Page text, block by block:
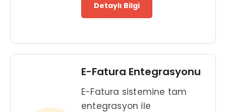
Detaylı Bilgi
E-Fatura Entegrasyonu
E-Fatura sistemine tam
entegrasyon ile